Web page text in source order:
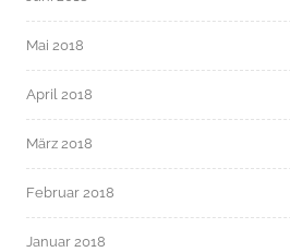
Mai 2018
April 2018
März 2018
Februar 2018
Januar 2018